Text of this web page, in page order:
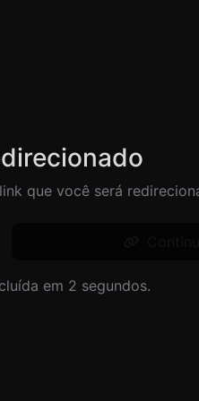
que você será
em 2 segundos.